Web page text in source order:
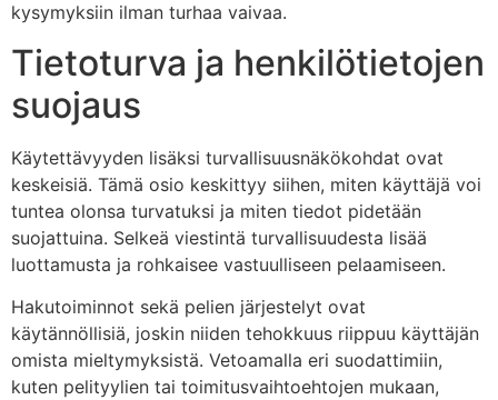
kysymyksiin ilman turhaa vaivaa.
Tietoturva ja henkilötietojen
suojaus
Käytettävyyden lisäksi turvallisuusnäkökohdat ovat
keskeisiä. Tämä osio keskittyy siihen, miten käyttäjä voi
tuntea olonsa turvatuksi ja miten tiedot pidetään
suojattuina. Selkeä viestintä turvallisuudesta lisää
luottamusta ja rohkaisee vastuulliseen pelaamiseen.
Hakutoiminnot sekä pelien järjestelyt ovat
käytännöllisiä, joskin niiden tehokkuus riippuu käyttäjän
omista mieltymyksistä. Vetoamalla eri suodattimiin,
kuten pelityylien tai toimitusvaihtoehtojen mukaan,